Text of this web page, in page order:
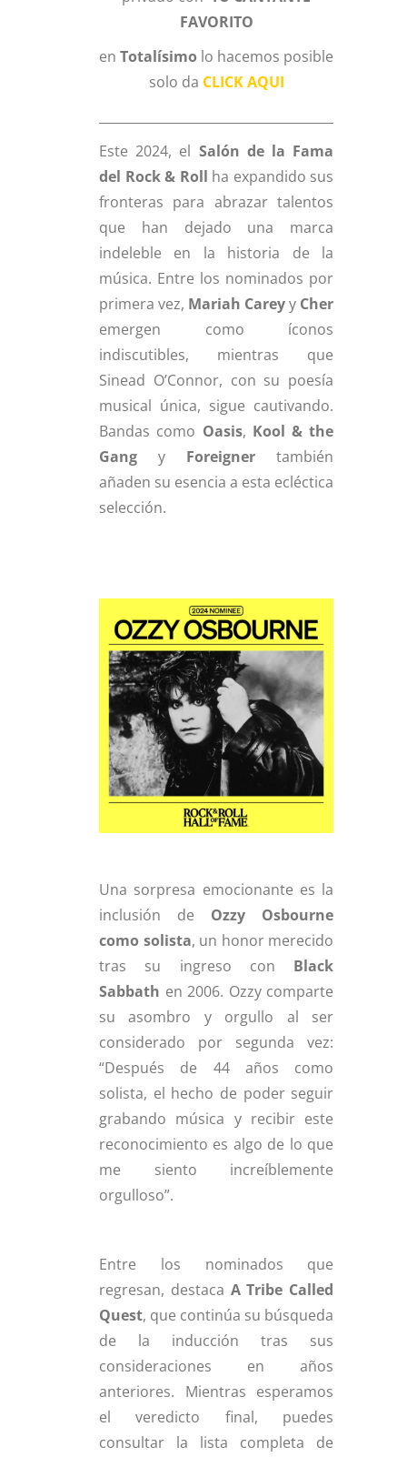
FAVORITO
enTotalísimo lo hacemos posible
solo da CLICK AQUI
Este 2024, el Salón de la Fama
del Rock & Roll ha expandido sus
fronteras para abrazar talentos
que han dejado una marca
indeleble en la historia de la
música. Entre los nominados por
primera vez, Mariah Careyy Cher
emergen como íconos
indiscutibles, mientras que
Sinead O’Connor, con su poesía
musical única, sigue cautivando.
Bandas como Oasis, Kool & the
Gang y Foreigner también
añaden su esencia a esta ecléctica
selección.
Una sorpresa emocionante es la
inclusión de Ozzy Osbourne
como solista, un honor merecido
tras su ingreso con Black
Sabbath en 2006. Ozzy comparte
su asombro y orgullo al ser
considerado por segunda vez:
“Después de 44 años como
solista, el hecho de poder seguir
grabando música y recibir este
reconocimiento es algo de lo que
me siento increíblemente
orgulloso”.
Entre los nominados que
regresan, destaca A Tribe Called
Quest, que continúa su búsqueda
de la inducción tras sus
consideraciones en años
anteriores. Mientras esperamos
el veredicto final, puedes
consultar la lista completa de